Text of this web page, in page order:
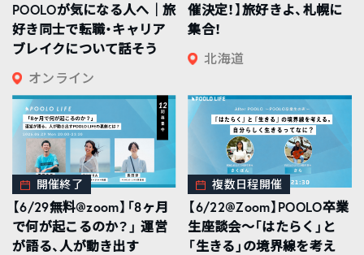
POOLOが気になる人へ｜旅
好き同士で転職・キャリア
ブレイクについて話そう
オンライン
催決定！】旅好きよ、札幌に
集合！
北海道
開催終了
【6/29無料@zoom】「8ヶ月
で何が起こるのか？」 運営
が語る、人が動き出す
複数日程開催
【6/22@Zoom】POOLO卒業
生座談会〜「はたらく」と
「生きる」の境界線を考え